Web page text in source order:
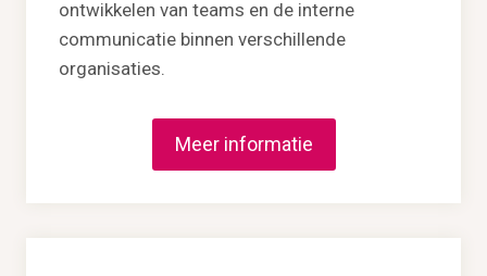
ontwikkelen van teams en de interne
communicatie binnen verschillende
organisaties.
Meer informatie